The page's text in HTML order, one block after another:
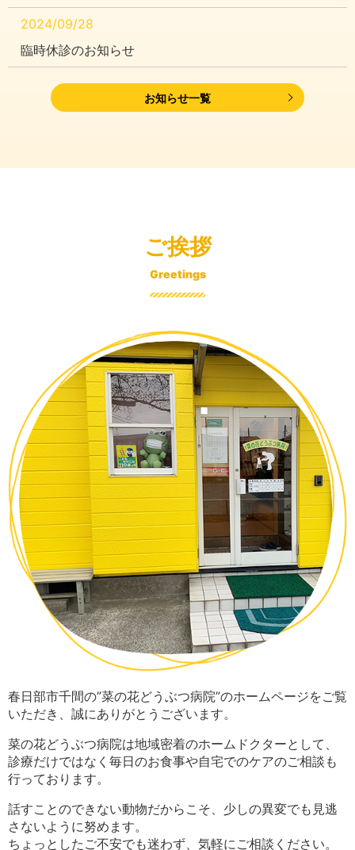
2024/09/28
臨時休診のお知らせ
2024/08/02
夏季臨時休診のお知らせ
お知らせ一覧
ご挨拶
Greetings
春日部市千間の”菜の花どうぶつ病院”のホームページをご覧
いただき、誠にありがとうございます。
菜の花どうぶつ病院は地域密着のホームドクターとして、
診療だけではなく毎日のお食事や自宅でのケアのご相談も
行っております。
話すことのできない動物だからこそ、少しの異変でも見逃
さないように努めます。
ちょっとしたご不安でも迷わず、気軽にご相談ください。